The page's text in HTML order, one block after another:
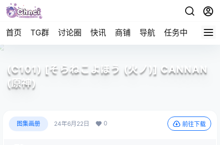
首页 TG群 讨论圈 快讯 商铺 导航 任务中心 帮助
(C101) [そらねこよほう (火ノ)] CANNAN
(原神)
图集画册 24年6月22日 0 前往下载